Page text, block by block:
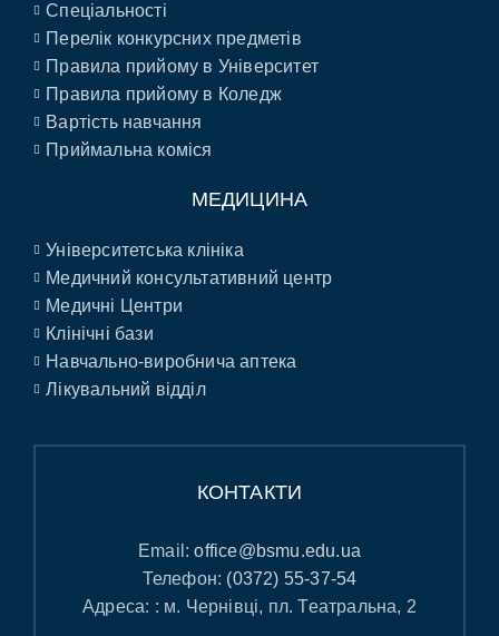
Спеціальності
Перелік конкурсних предметів
Правила прийому в Університет
Правила прийому в Коледж
Вартість навчання
Приймальна коміся
МЕДИЦИНА
Університетська клініка
Медичний консультативний центр
Медичні Центри
Клінічні бази
Навчально-виробнича аптека
Лікувальний відділ
КОНТАКТИ
Email:office@bsmu.edu.ua
Телефон: (0372) 55-37-54
Адреса: : м. Чернівці, пл. Театральна, 2